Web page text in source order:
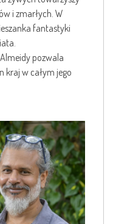
i zmarłych. W
fantastyki
pozwala
kraj w całym jego